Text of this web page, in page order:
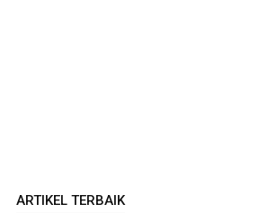
ARTIKEL TERBAIK